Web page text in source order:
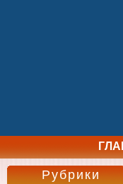
Рубрики